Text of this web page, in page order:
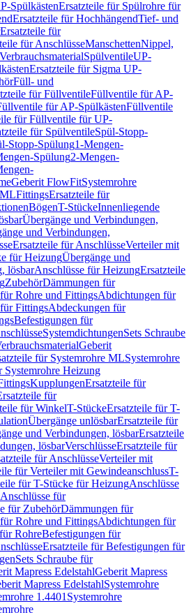
SpülkästenErsatzteile für Spülrohre für
Ersatzteile für HochhängendTief- und
Ersatzteile für
für AnschlüsseManschettenNippel,
VerbrauchsmaterialSpülventileUP-
Ersatzteile für Sigma UP-
Füll- und
für FüllventileFüllventile für AP-
für AP-SpülkästenFüllventile
für Füllventile für UP-
für SpülventileSpül-Stopp-
Stopp-Spülung1-Mengen-
Spülung2-Mengen-
Geberit FlowFitSystemrohre
FittingsErsatzteile für
BögenT-StückeInnenliegende
Übergänge und Verbindungen,
und Verbindungen,
Ersatzteile für AnschlüsseVerteiler mit
für HeizungÜbergänge und
lösbarAnschlüsse für HeizungErsatzteile
ZubehörDämmungen für
Rohre und FittingsAbdichtungen für
FittingsAbdeckungen für
Befestigungen für
SystemdichtungenSets Schraube
Geberit
für Systemrohre MLSystemrohre
Systemrohre Heizung
KupplungenErsatzteile für
für
für WinkelT-StückeErsatzteile für T-
Übergänge unlösbarErsatzteile für
und Verbindungen, lösbarErsatzteile
lösbarVerschlüsseErsatzteile für
für AnschlüsseVerteiler mit
für Verteiler mit GewindeanschlussT-
für T-Stücke für HeizungAnschlüsse
für
für ZubehörDämmungen für
Rohre und FittingsAbdichtungen für
RohreBefestigungen für
Ersatzteile für Befestigungen für
Sets Schraube für
Mapress EdelstahlGeberit Mapress
Mapress EdelstahlSystemrohre
1.4401 Systemrohre